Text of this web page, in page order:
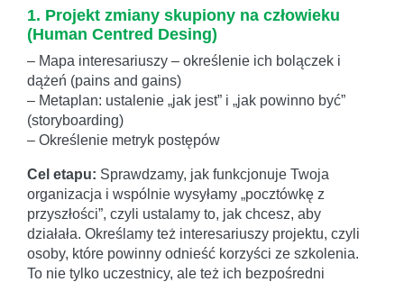
1. Projekt zmiany skupiony na człowieku
(Human Centred Desing)
– Mapa interesariuszy – określenie ich bolączek i
dążeń (pains and gains)
– Metaplan: ustalenie „jak jest” i „jak powinno być”
(storyboarding)
– Określenie metryk postępów
Cel etapu: Sprawdzamy, jak funkcjonuje Twoja
organizacja i wspólnie wysyłamy „pocztówkę z
przyszłości”, czyli ustalamy to, jak chcesz, aby
działała. Określamy też interesariuszy projektu, czyli
osoby, które powinny odnieść korzyści ze szkolenia.
To nie tylko uczestnicy, ale też ich bezpośredni